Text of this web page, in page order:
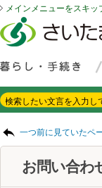
メインメニューをスキ
一つ前に見ていたペ
お問い合わ